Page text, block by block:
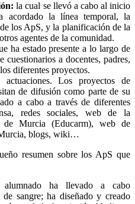
la cual se llevó a cabo al inicio
acordado la línea temporal, la
los ApS, y la planificación de la
agentes de la comunidad.
ha estado presente a lo largo de
cuestionarios a docentes, padres,
diferentes proyectos.
actuaciones. Los proyectos de
de difusión como parte de su
a cabo a través de diferentes
redes sociales, web de la
de Murcia (Educarm), web de
blogs, wiki…
resumen sobre los ApS que
ha llevado a cabo
sangre; ha diseñado y creado